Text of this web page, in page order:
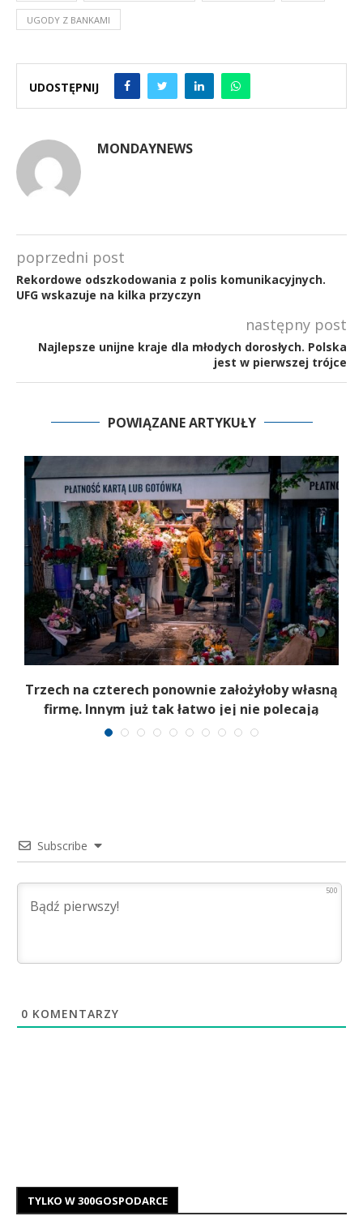
UGODY Z BANKAMI
UDOSTĘPNIJ
MONDAYNEWS
poprzedni post
Rekordowe odszkodowania z polis komunikacyjnych.
UFG wskazuje na kilka przyczyn
następny post
Najlepsze unijne kraje dla młodych dorosłych. Polska
jest w pierwszej trójce
POWIĄZANE ARTYKUŁY
Trzech na czterech ponownie założyłoby własną
firmę. Innym już tak łatwo jej nie polecają
Subscribe
500
0 KOMENTARZY
TYLKO W 300GOSPODARCE